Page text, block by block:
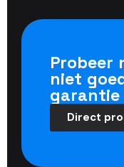
Probeer
niet
garantie
Direct